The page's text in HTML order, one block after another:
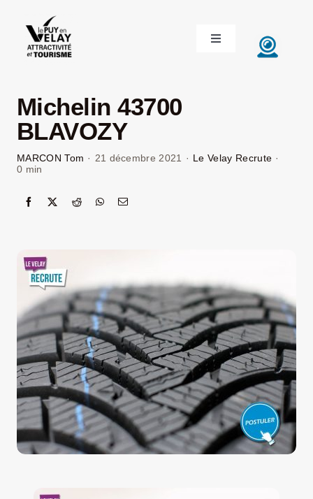
contenu
Toggle
Navigation
DÉCOUVRIR LE VELAY
INVESTIR EN VELAY
CONGRÈS ET SÉMINAIRES
LE VELAY RECRUTE
LA ROUTE DES PRODUCTEURS
NOUS CONTACTER
Rechercher:
Michelin 43700
BLAVOZY
MARCON Tom · 21 décembre 2021 · Le Velay Recrute ·
0 min